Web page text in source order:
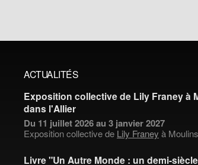
ACTUALITÉS
Exposition collective de Lily Franey à
dans l'Allier
Du 11 juillet 2026 au 3 janvier 2027
Exposition collective de Lily Franey à
Livre "Un Autre Monde : un demi-